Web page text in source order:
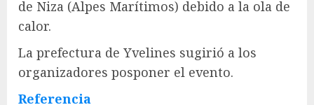
de Niza (Alpes Marítimos) debido a la ola de
calor.
La prefectura de Yvelines sugirió a los
organizadores posponer el evento.
Referencia